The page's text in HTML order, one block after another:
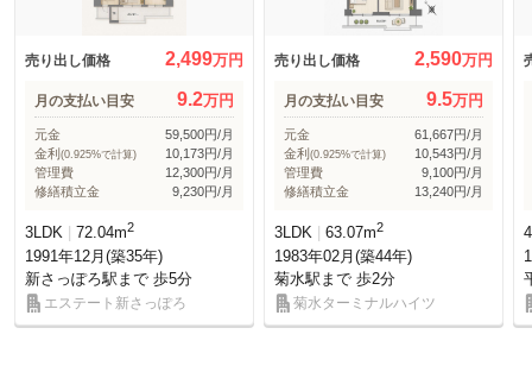
売り出し価格 2,499万円
月の支払い目安 9.2万円
元金
59,500円/月
金利 (0.925%で計算)
10,173円/月
管理費
12,300円/月
修繕積立金
9,230円/月
3LDK 72.04m2
1991年12月(築35年)
新さっぽろ駅まで 歩5分
エステート新さっぽろ
売り出し価格 2,590万円
月の支払い目安 9.5万円
元金
61,667円/月
金利 (0.925%で計算)
10,543円/月
管理費
9,100円/月
修繕積立金
13,240円/月
3LDK 63.07m2
1983年02月(築44年)
菊水駅まで 歩2分
菊水ターミナルハイツ